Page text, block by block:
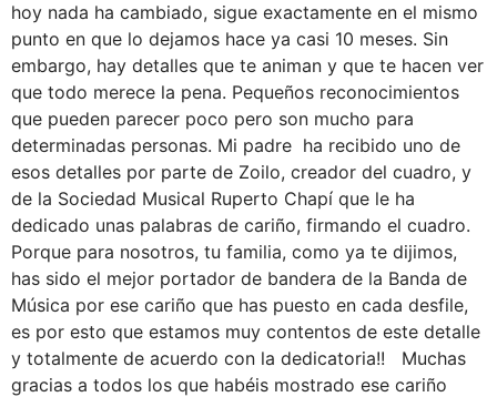
hoy nada ha cambiado, sigue exactamente en el mismo
punto en que lo dejamos hace ya casi 10 meses. Sin
embargo, hay detalles que te animan y que te hacen ver
que todo merece la pena. Pequeños reconocimientos
que pueden parecer poco pero son mucho para
determinadas personas. Mi padre ha recibido uno de
esos detalles por parte de Zoilo, creador del cuadro, y
de la Sociedad Musical Ruperto Chapí que le ha
dedicado unas palabras de cariño, firmando el cuadro.
Porque para nosotros, tu familia, como ya te dijimos,
has sido el mejor portador de bandera de la Banda de
Música por ese cariño que has puesto en cada desfile,
es por esto que estamos muy contentos de este detalle
y totalmente de acuerdo con la dedicatoria!! Muchas
gracias a todos los que habéis mostrado ese cariño